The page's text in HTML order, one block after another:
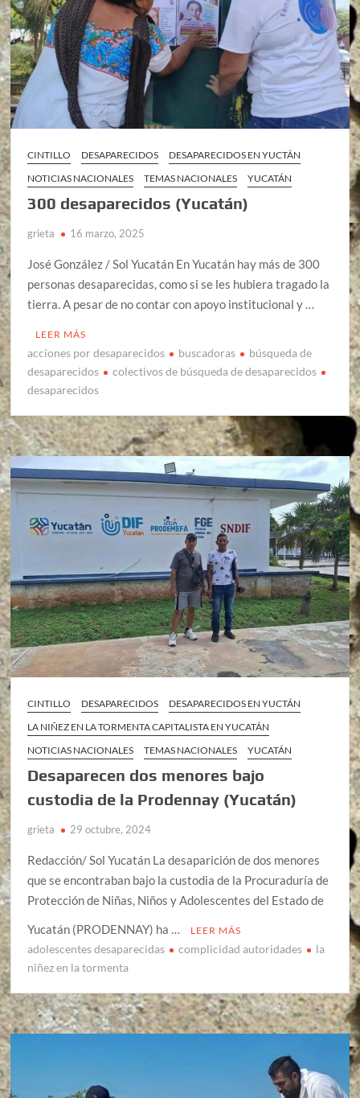
CINTILLO DESAPARECIDOS
DESAPARECIDOS EN YUCTÁN
NOTICIAS NACIONALES
TEMAS NACIONALES YUCATÁN
300 desaparecidos (Yucatán)
grieta 16 marzo, 2025
José González / Sol Yucatán En Yucatán hay más de 300
personas desaparecidas, como si se les hubiera tragado la
tierra. A pesar de no contar con apoyo institucional y …
LEER MÁS
acciones por desaparecidos buscadoras
búsqueda de
desaparecidos
colectivos de búsqueda de desaparecidos
desaparecidos
CINTILLO DESAPARECIDOS
DESAPARECIDOS EN YUCTÁN
LA NIÑEZ EN LA TORMENTA CAPITALISTA EN YUCATÁN
NOTICIAS NACIONALES
TEMAS NACIONALES YUCATÁN
Desaparecen dos menores bajo
custodia de la Prodennay (Yucatán)
grieta 29 octubre, 2024
Redacción/ Sol Yucatán La desaparición de dos menores
que se encontraban bajo la custodia de la Procuraduría de
Protección de Niñas, Niños y Adolescentes del Estado de
Yucatán (PRODENNAY) ha …
LEER MÁS
adolescentes desaparecidas complicidad autoridades
la
niñez en la tormenta